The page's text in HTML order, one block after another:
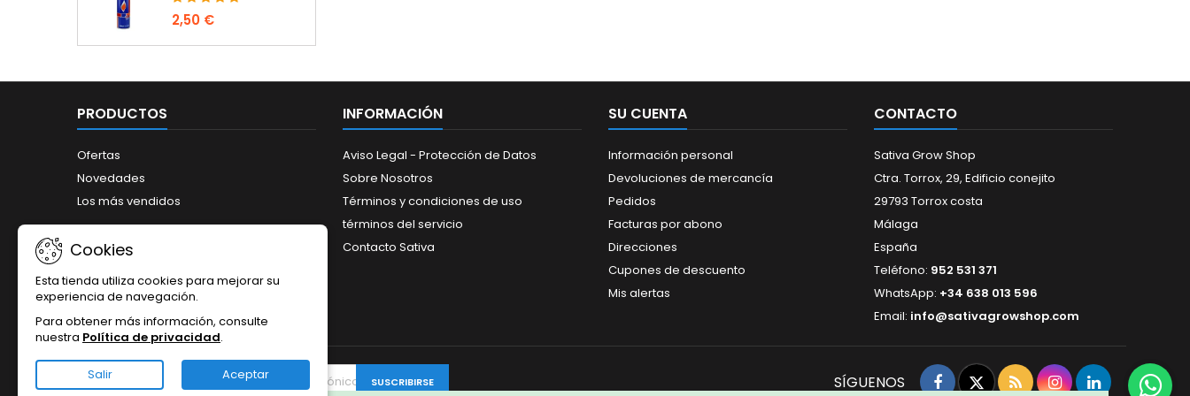
2,50 €
PRODUCTOS
Ofertas
Novedades
Los más vendidos
INFORMACIÓN
Aviso Legal - Protección de Datos
Sobre Nosotros
Términos y condiciones de uso
términos del servicio
Contacto Sativa
SU CUENTA
Información personal
Devoluciones de mercancía
Pedidos
Facturas por abono
Direcciones
Cupones de descuento
Mis alertas
CONTACTO
Sativa Grow Shop
Ctra. Torrox, 29, Edificio conejito
29793 Torrox costa
Málaga
España
Teléfono: 952 531 371
WhatsApp: +34 638 013 596
Email: info@sativagrowshop.com
Cookies
Esta tienda utiliza cookies para mejorar su
experiencia de navegación.
Para obtener más información, consulte
nuestra Política de privacidad.
Salir Aceptar
BOLETÍN Facebook
Twitter
Rss Instagram
LinkedIn
SÍGUENOS